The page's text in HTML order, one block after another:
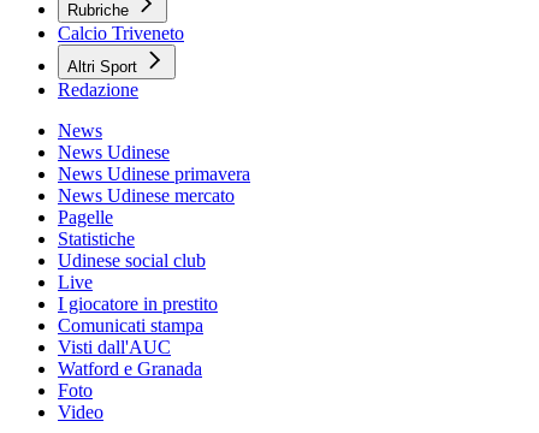
Rubriche
Calcio Triveneto
Altri Sport
Redazione
News
News Udinese
News Udinese primavera
News Udinese mercato
Pagelle
Statistiche
Udinese social club
Live
I giocatore in prestito
Comunicati stampa
Visti dall'AUC
Watford e Granada
Foto
Video